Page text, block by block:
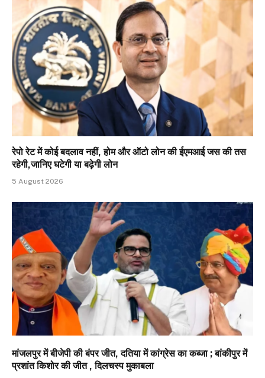
रेपो रेट में कोई बदलाव नहीं, होम और ऑटो लोन की ईएमआई जस की तस
रहेगी,जानिए घटेगी या बढ़ेगी लोन
5 August 2026
मांजलपुर में बीजेपी की बंपर जीत, दतिया में कांग्रेस का कब्जा ; बांकीपुर में
प्रशांत किशोर की जीत , दिलचस्प मुकाबला